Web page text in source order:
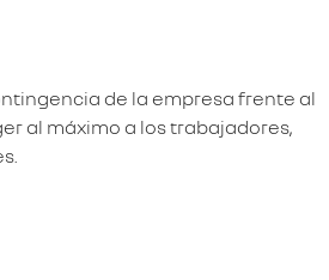
de la empresa frente al
al máximo a los trabajadores,